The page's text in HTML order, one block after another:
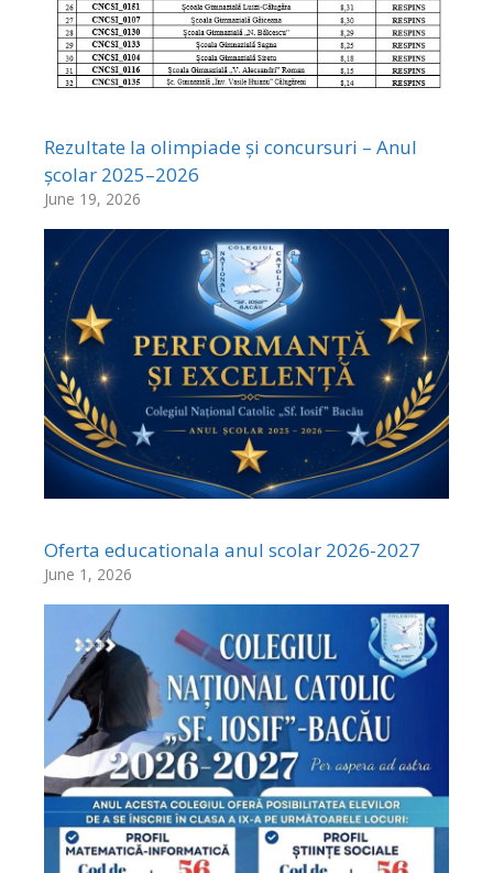
Rezultate la olimpiade și concursuri – Anul
școlar 2025–2026
June 19, 2026
Oferta educationala anul scolar 2026-2027
June 1, 2026